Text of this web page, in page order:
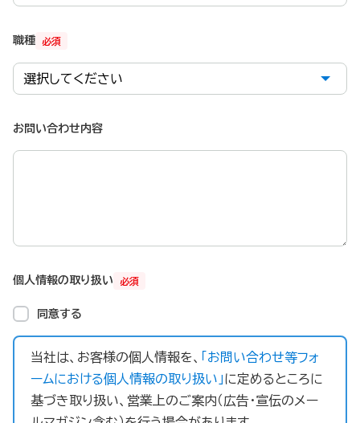
必須
職種
お問い合わせ内容
必須
個人情報の取り扱い
同意する
当社は、お客様の個人情報を、
「お問い合わせ等フォ
ームにおける個人情報の取り扱い」に定めるところに
基づき取り扱い、営業上のご案内（広告・宣伝のメー